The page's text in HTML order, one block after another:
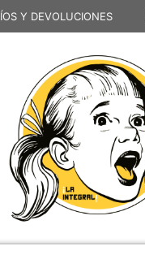
Y DEVOLUCIONES